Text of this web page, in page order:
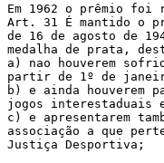
Em 1962 o prêmio foi
Art. 31 É mantido o
de 16 de agosto de
medalha de prata,
a) nao houverem
partir de 1º de
b) e ainda houverem
jogos interestaduais
c) e apresentarem
associação a que
Justiça Desportiva;